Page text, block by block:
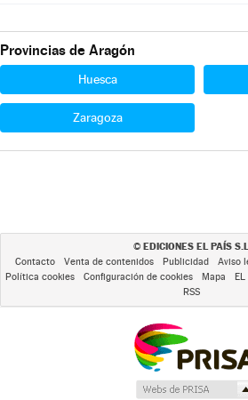
Provincias de Aragón
Huesca
Zaragoza
© EDICIONES EL PAÍS
Contacto Venta de contenidos Publicidad Aviso
Política cookies
Configuración de cookies Mapa EL
RSS